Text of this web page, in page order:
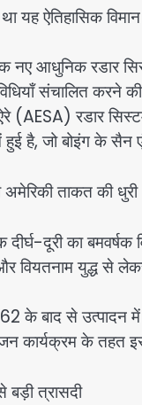
यह ऐतिहासिक विमान
आधुनिक रडार
संचालित करने
(AESA) रडार
जो बोइंग के सैन
ताकत की धुरी
दूरी का
वियतनाम युद्ध से
1962 के बाद से
कार्यक्रम के
त्रासदी